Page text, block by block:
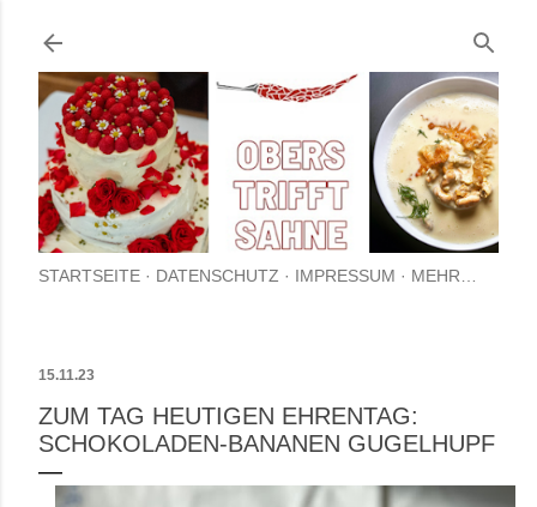
STARTSEITE DATENSCHUTZ IMPRESSUM MEHR…
15.11.23
ZUM TAG HEUTIGEN EHRENTAG:
SCHOKOLADEN-BANANEN GUGELHUPF